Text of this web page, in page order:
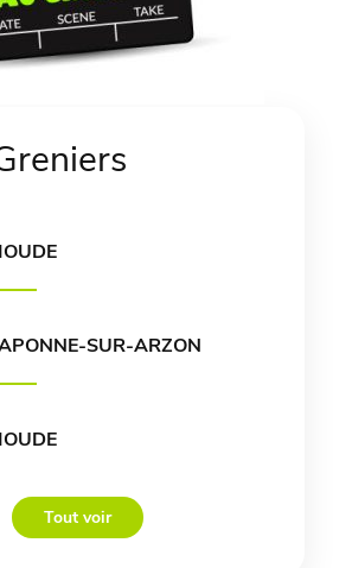
SUR-ARZON
Tout voir